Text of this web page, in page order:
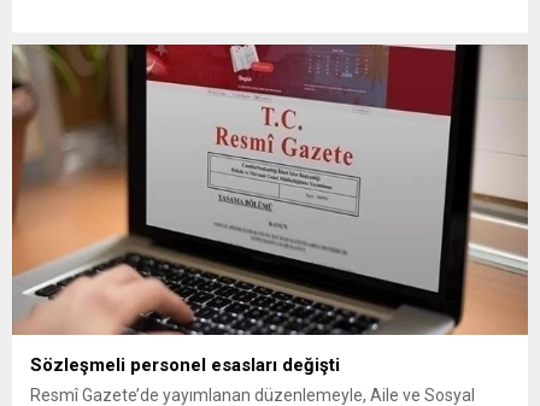
alınan kararların ve çıkan yasanın gereklerini yerine getirmek
mümkün değildir....
Sözleşmeli personel esasları değişti
Resmî Gazete’de yayımlanan düzenlemeyle, Aile ve Sosyal